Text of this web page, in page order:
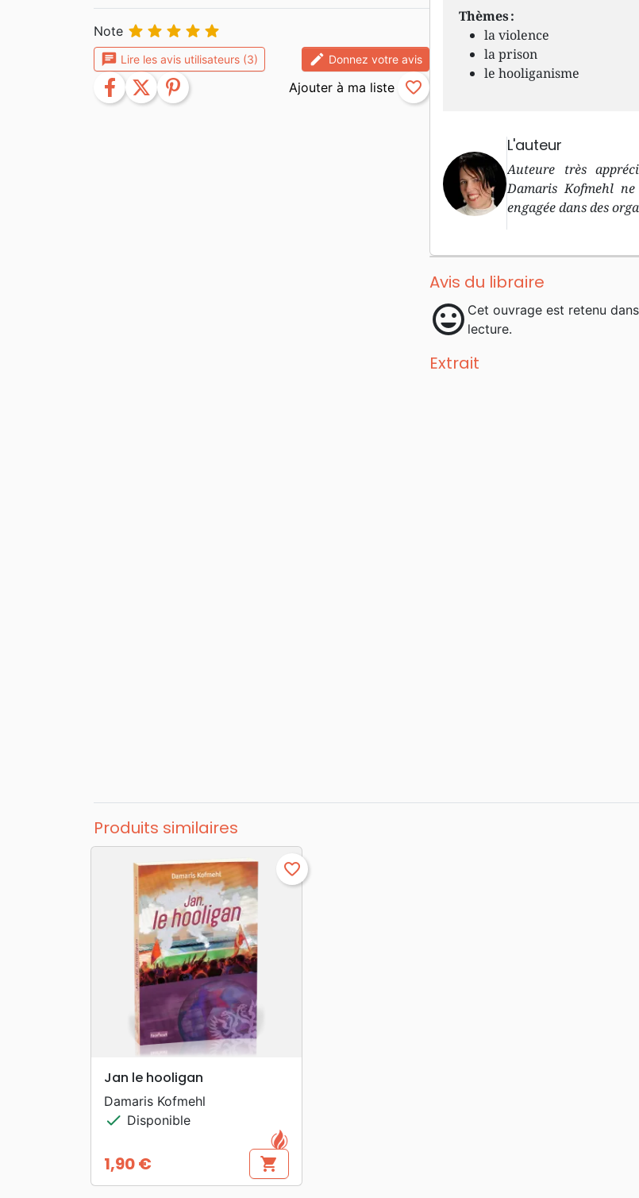
Thèmes :
la violence
la prison
le hooliganisme
L'auteur
Auteure très
Damaris Kofmehl
engagée dans des
Avis du libraire
mood Cet ouvrage est retenu
lecture.
Extrait
Note     
chat Lire les avis utilisateurs (3) edit Donnez votre avis
facebook twitter pinterest favorite_border
Produits similaires
search APERÇU RAPIDE
favorite_border
Jan le hooligan
Damaris Kofmehl
check Disponible
Prix
1,90 € shopping_cart